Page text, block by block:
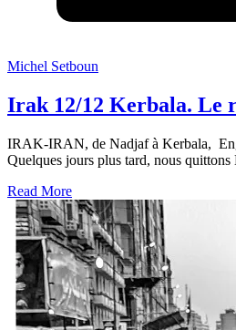
Michel Setboun
Irak 12/12 Kerbala. Le
IRAK-IRAN, de Nadjaf à Kerbala,
Quelques jours plus tard, nous
Read More